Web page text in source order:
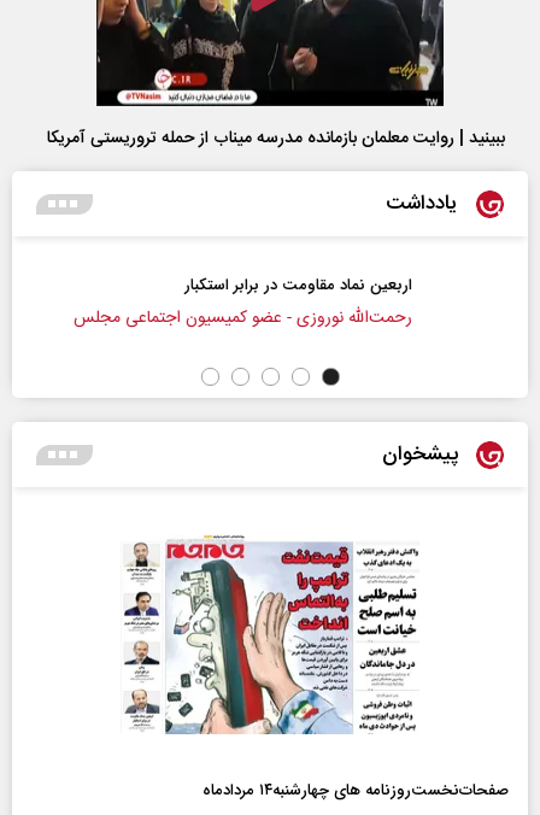
ببینید | روایت معلمان بازمانده مدرسه میناب از حمله تروریستی آمریکا
یادداشت
اربعین نماد مقاومت در برابر استکبار‌
رحمت‌الله نوروزی - عضو کمیسیون اجتماعی مجلس
پیشخوان
صفحات‌نخست‌روزنامه ها‌ی چهارشنبه‌۱۴ مردادماه